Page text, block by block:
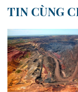
TIN CÙNG